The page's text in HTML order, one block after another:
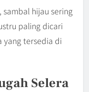
hijau sering
paling dicari
yang tersedia di
Selera